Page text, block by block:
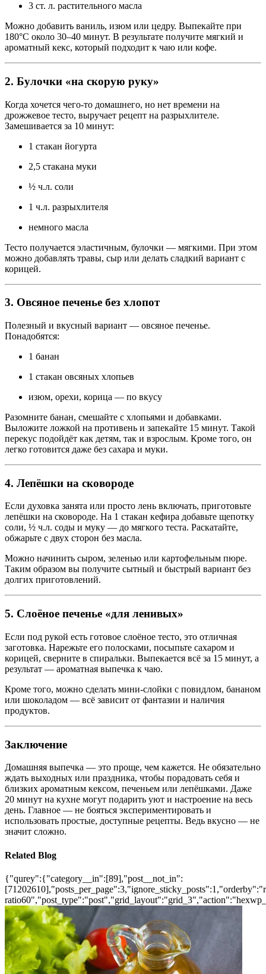
3 ст. л. растительного масла
Можно добавить ваниль, изюм или цедру. Выпекайте при
180°C около 30–40 минут. В результате получите мягкий и
ароматный кекс, который подходит к чаю или кофе.
2. Булочки «на скорую руку»
Когда хочется чего-то домашнего, но нет времени на
дрожжевое тесто, выручает рецепт на разрыхлителе.
Замешивается за 10 минут:
1 стакан йогурта
2,5 стакана муки
½ ч.л. соли
1 ч.л. разрыхлителя
немного масла
Тесто получается эластичным, булочки — мягкими. При этом
можно добавлять травы, сыр или делать сладкий вариант с
корицей.
3. Овсяное печенье без хлопот
Полезный и вкусный вариант — овсяное печенье.
Понадобятся:
1 банан
1 стакан овсяных хлопьев
изюм, орехи, корица — по вкусу
Разомните банан, смешайте с хлопьями и добавками.
Выложите ложкой на противень и запекайте 15 минут. Такой
перекус подойдёт как детям, так и взрослым. Кроме того, он
легко готовится даже без сахара и муки.
4. Лепёшки на сковороде
Если духовка занята или просто лень включать, приготовьте
лепёшки на сковороде. На 1 стакан кефира добавьте щепотку
соли, ½ ч.л. соды и муку — до мягкого теста. Раскатайте,
обжарьте с двух сторон без масла.
Можно начинить сыром, зеленью или картофельным пюре.
Таким образом вы получите сытный и быстрый вариант без
долгих приготовлений.
5. Слоёное печенье «для ленивых»
Если под рукой есть готовое слоёное тесто, это отличная
заготовка. Нарежьте его полосками, посыпьте сахаром и
корицей, сверните в спиральки. Выпекается всё за 15 минут, а
результат — ароматная выпечка к чаю.
Кроме того, можно сделать мини-слойки с повидлом, бананом
или шоколадом — всё зависит от фантазии и наличия
продуктов.
Заключение
Домашняя выпечка — это проще, чем кажется. Не обязательно
ждать выходных или праздника, чтобы порадовать себя и
близких ароматным кексом, печеньем или лепёшками. Даже
20 минут на кухне могут подарить уют и настроение на весь
день. Главное — не бояться экспериментировать и
использовать простые, доступные рецепты. Ведь вкусно — не
значит сложно.
Related Blog
{"qurey":{"category__in":[89],"post__not_in":